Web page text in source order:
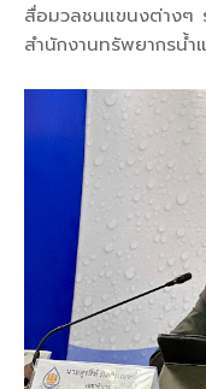
สื่อมวลชนแขนงต่างๆ
สำนักงานทรัพยากรน้ำ